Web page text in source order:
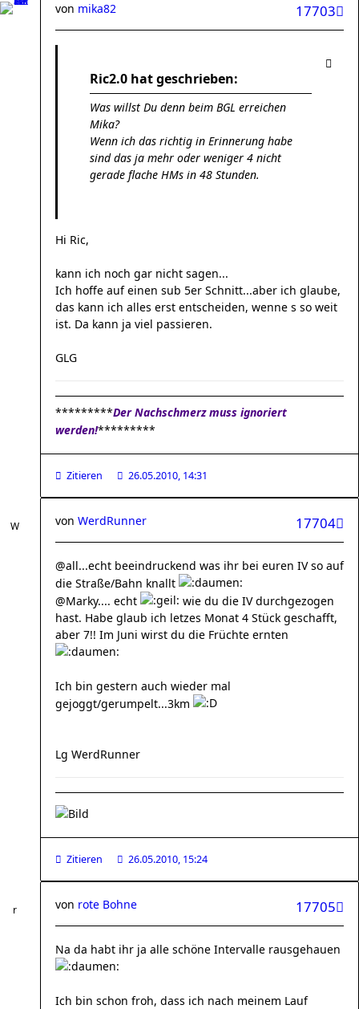
17703
von mika82
Ric2.0 hat geschrieben:
Was willst Du denn beim BGL erreichen
Mika?
Wenn ich das richtig in Erinnerung habe
sind das ja mehr oder weniger 4 nicht
gerade flache HMs in 48 Stunden.
Hi Ric,
kann ich noch gar nicht sagen...
Ich hoffe auf einen sub 5er Schnitt...aber ich glaube,
das kann ich alles erst entscheiden, wenne s so weit
ist. Da kann ja viel passieren.
GLG
*********Der Nachschmerz muss ignoriert
werden!*********
Zitieren 26.05.2010, 14:31
17704
von WerdRunner
@all...echt beeindruckend was ihr bei euren IV so auf
die Straße/Bahn knallt
@Marky.... echt
wie du die IV durchgezogen
hast. Habe glaub ich letzes Monat 4 Stück geschafft,
aber 7!! Im Juni wirst du die Früchte ernten
Ich bin gestern auch wieder mal
gejoggt/gerumpelt...3km
Lg WerdRunner
Zitieren 26.05.2010, 15:24
17705
von rote Bohne
Na da habt ihr ja alle schöne Intervalle rausgehauen
Ich bin schon froh, dass ich nach meinem Lauf